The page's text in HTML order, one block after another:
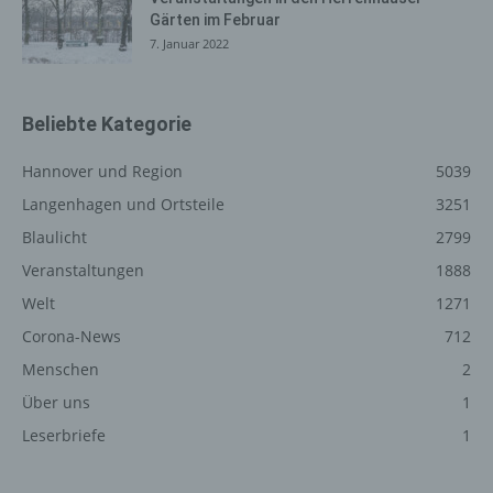
Gärten im Februar
7. Januar 2022
Beliebte Kategorie
Hannover und Region
5039
Langenhagen und Ortsteile
3251
Blaulicht
2799
Veranstaltungen
1888
Welt
1271
Corona-News
712
Menschen
2
Über uns
1
Leserbriefe
1
unsere Internetseite gelangt (sogenannte Referrer), (4)
die Unterwebseiten, welche über ein zugreifendes
Internetseite, (6) eine Internet-Protokoll-Adresse (IP-
zugreifenden Systems und (8) sonstige ähnliche Daten
und Informationen, die der Gefahrenabwehr im Falle von
Systeme dienen.
Bei der Nutzung dieser allgemeinen Daten und
Informationen ziehen wird keine Rückschlüsse auf die
betroffene Person. Diese Informationen werden vielmehr
auszuliefern, (2) die Inhalte unserer Internetseite sowie
die Werbung für diese zu optimieren, (3) die dauerhafte
Funktionsfähigkeit unserer informationstechnologischen